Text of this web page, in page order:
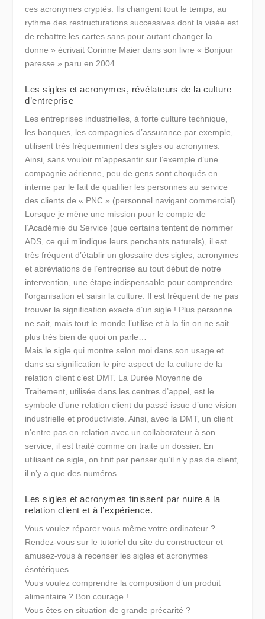
ces acronymes cryptés. Ils changent tout le temps, au
rythme des restructurations successives dont la visée est
de rebattre les cartes sans pour autant changer la
donne » écrivait Corinne Maier dans son livre « Bonjour
paresse » paru en 2004
Les sigles et acronymes, révélateurs de la culture
d’entreprise
Les entreprises industrielles, à forte culture technique,
les banques, les compagnies d’assurance par exemple,
utilisent très fréquemment des sigles ou acronymes.
Ainsi, sans vouloir m’appesantir sur l’exemple d’une
compagnie aérienne, peu de gens sont choqués en
interne par le fait de qualifier les personnes au service
des clients de « PNC » (personnel navigant commercial).
Lorsque je mène une mission pour le compte de
l’Académie du Service (que certains tentent de nommer
ADS, ce qui m’indique leurs penchants naturels), il est
très fréquent d’établir un glossaire des sigles, acronymes
et abréviations de l’entreprise au tout début de notre
intervention, une étape indispensable pour comprendre
l’organisation et saisir la culture. Il est fréquent de ne pas
trouver la signification exacte d’un sigle ! Plus personne
ne sait, mais tout le monde l’utilise et à la fin on ne sait
plus très bien de quoi on parle…
Mais le sigle qui montre selon moi dans son usage et
dans sa signification le pire aspect de la culture de la
relation client c’est DMT. La Durée Moyenne de
Traitement, utilisée dans les centres d’appel, est le
symbole d’une relation client du passé issue d’une vision
industrielle et productiviste. Ainsi, avec la DMT, un client
n’entre pas en relation avec un collaborateur à son
service, il est traité comme on traite un dossier. En
utilisant ce sigle, on finit par penser qu’il n’y pas de client,
il n’y a que des numéros.
Les sigles et acronymes finissent par nuire à la
relation client et à l’expérience.
Vous voulez réparer vous même votre ordinateur ?
Rendez-vous sur le tutoriel du site du constructeur et
amusez-vous à recenser les sigles et acronymes
ésotériques.
Vous voulez comprendre la composition d’un produit
alimentaire ? Bon courage !.
Vous êtes en situation de grande précarité ?